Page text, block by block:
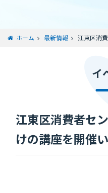
ホーム 最新情報 江東区消
イ
江東区消費者セ
けの講座を開催